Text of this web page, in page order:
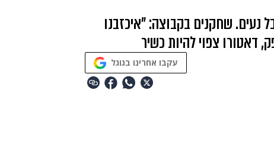
נעים. שחקנים בקבוצה: "איכזבנו
דאטורו צפוי להיות כשיר
עקבו אחרינו בגוגל